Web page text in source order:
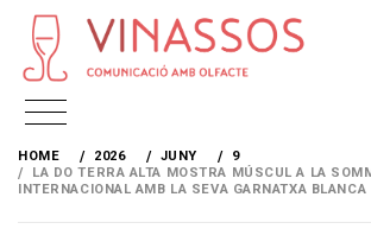
Skip
content
HOME 2026 JUNY
9
LA DO TERRA ALTA MOSTRA MÚSCUL A LA
INTERNACIONAL AMB LA SEVA GARNATXA BLANCA